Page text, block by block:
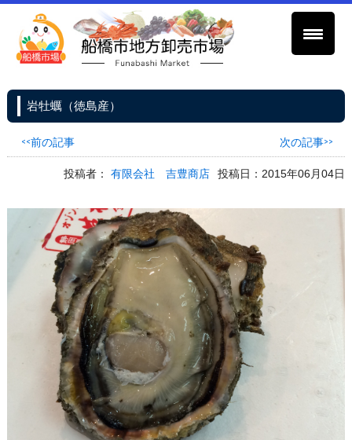
岩牡蠣（徳島産）
<<前の記事 次の記事>>
投稿者：有限会社 吉豊商店 投稿日：2015年06月04日